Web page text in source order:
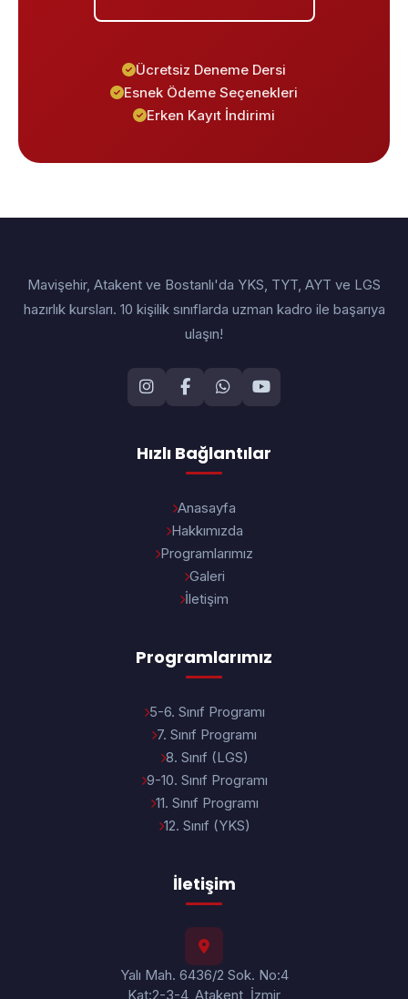
Ücretsiz Deneme Dersi
Esnek Ödeme Seçenekleri
Erken Kayıt İndirimi
Mavişehir, Atakent ve Bostanlı'da YKS, TYT, AYT ve LGS
hazırlık kursları. 10 kişilik sınıflarda uzman kadro ile başarıya
ulaşın!
Hızlı Bağlantılar
Anasayfa
Hakkımızda
Programlarımız
Galeri
İletişim
Programlarımız
5-6. Sınıf Programı
7. Sınıf Programı
8. Sınıf (LGS)
9-10. Sınıf Programı
11. Sınıf Programı
12. Sınıf (YKS)
İletişim
Yalı Mah. 6436/2 Sok. No:4
Kat:2-3-4, Atakent, İzmir